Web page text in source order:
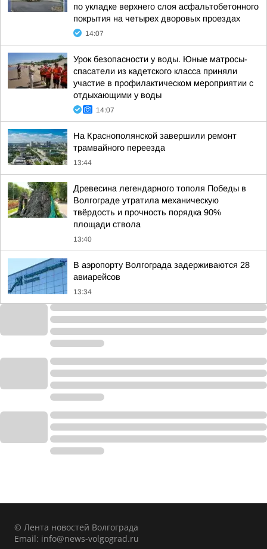
по укладке верхнего слоя асфальтобетонного
покрытия на четырех дворовых проездах
14:07
Урок безопасности у воды. Юные матросы-
спасатели из кадетского класса приняли
участие в профилактическом мероприятии с
отдыхающими у воды
14:07
На Краснополянской завершили ремонт
трамвайного переезда
13:44
Древесина легендарного тополя Победы в
Волгограде утратила механическую
твёрдость и прочность порядка 90%
площади ствола
13:40
В аэропорту Волгограда задерживаются 28
авиарейсов
13:34
© Лента новостей Волгограда
Email: info@news-volgograd.ru